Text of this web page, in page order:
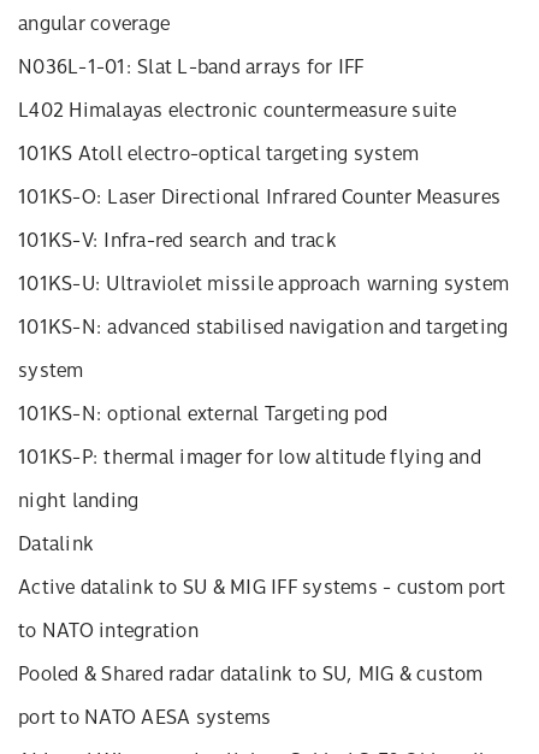
angular coverage
N036L-1-01: Slat L-band arrays for IFF
L402 Himalayas electronic countermeasure suite
101KS Atoll electro-optical targeting system
101KS-O: Laser Directional Infrared Counter Measures
101KS-V: Infra-red search and track
101KS-U: Ultraviolet missile approach warning system
101KS-N: advanced stabilised navigation and targeting
system
101KS-N: optional external Targeting pod
101KS-P: thermal imager for low altitude flying and
night landing
Datalink
Active datalink to SU & MIG IFF systems - custom port
to NATO integration
Pooled & Shared radar datalink to SU, MIG & custom
port to NATO AESA systems